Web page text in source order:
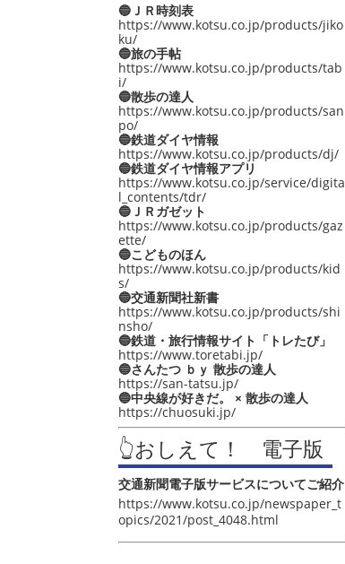
🔵ＪＲ時刻表
https://www.kotsu.co.jp/products/jiko
ku/
🔵旅の手帖
https://www.kotsu.co.jp/products/tab
i/
🔵散歩の達人
https://www.kotsu.co.jp/products/san
po/
🔵鉄道ダイヤ情報
https://www.kotsu.co.jp/products/dj/
🔵鉄道ダイヤ情報アプリ
https://www.kotsu.co.jp/service/digita
l_contents/tdr/
🔵ＪＲガゼット
https://www.kotsu.co.jp/products/gaz
ette/
🔵こどものほん
https://www.kotsu.co.jp/products/kid
s/
🔵交通新聞社新書
https://www.kotsu.co.jp/products/shi
nsho/
🔵鉄道・旅行情報サイト「トレたび」
https://www.toretabi.jp/
🔵さんたつ ｂｙ 散歩の達人
https://san-tatsu.jp/
🔵中央線が好きだ。 × 散歩の達人
https://chuosuki.jp/
👆おしえて！ 電子版
交通新聞電子版サービスについてご紹介
https://www.kotsu.co.jp/newspaper_t
opics/2021/post_4048.html